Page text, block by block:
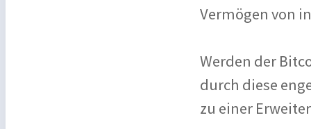
Vermögen von
Werden der
durch diese
zu einer